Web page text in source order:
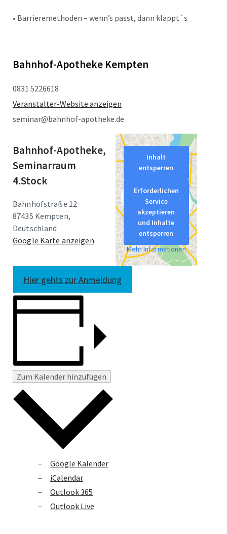
• Barrieremethoden – wenn’s passt, dann klappt`s
Bahnhof-Apotheke Kempten
0831 5226618
Veranstalter-Website anzeigen
seminar@bahnhof-apotheke.de
Bahnhof-Apotheke,
Seminarraum
4.Stock
Bahnhofstraße 12
87435 Kempten,
Deutschland
Google Karte anzeigen
Inhalt
entsperren
Erforderlichen
Service
akzeptieren
und Inhalte
entsperren
Mehr Informationen
Hier gehts zur Anmeldung
Zum Kalender hinzufügen
Google Kalender
iCalendar
Outlook 365
Outlook Live